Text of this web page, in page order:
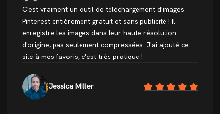
C'est vraiment un outil de téléchargement d'images
Pinterest entièrement gratuit et sans publicité ! Il
enregistre les images dans leur haute résolution
d'origine, pas seulement compressées. J'ai ajouté ce
site à mes favoris, c'est très pratique !
Jessica Miller